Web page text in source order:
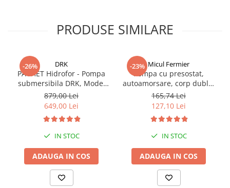
PRODUSE SIMILARE
-26% DRK
PACHET Hidrofor - Pompa
submersibila DRK, Model
4STM4-8, putere 1.8 kW,
debit 5m3/h, 8 turbine +
Presostat electronic DRK,
Model PC-58, 1kW, 220 V, 10
Bar
879,00 Lei
649,00 Lei
IN STOC
ADAUGA IN COS
-23% Micul Fermier
Pompa cu presostat,
autoamorsare, corp dublu,
12V, 8 litri / minut, 110PSI,
7.5 bari Pandora
165,74 Lei
127,10 Lei
IN STOC
ADAUGA IN COS